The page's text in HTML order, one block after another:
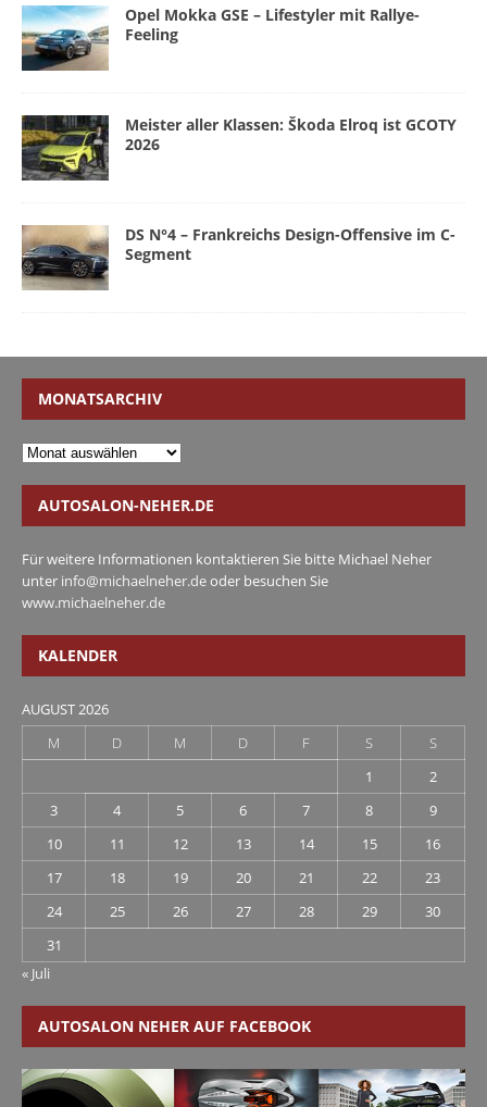
Opel Mokka GSE – Lifestyler mit Rallye-
Feeling
Meister aller Klassen: Škoda Elroq ist GCOTY
2026
DS N°4 – Frankreichs Design-Offensive im C-
Segment
MONATSARCHIV
AUTOSALON-NEHER.DE
Für weitere Informationen kontaktieren Sie bitte Michael Neher
unter info@michaelneher.deoder besuchen Sie
www.michaelneher.de
KALENDER
AUGUST 2026
M
D M D F S
S
1
2
3
4 5 6 7 8
9
10
11 12 13 14 15
16
17
18 19 20 21 22
23
24
25 26 27 28 29
30
31
« Juli
AUTOSALON NEHER AUF FACEBOOK